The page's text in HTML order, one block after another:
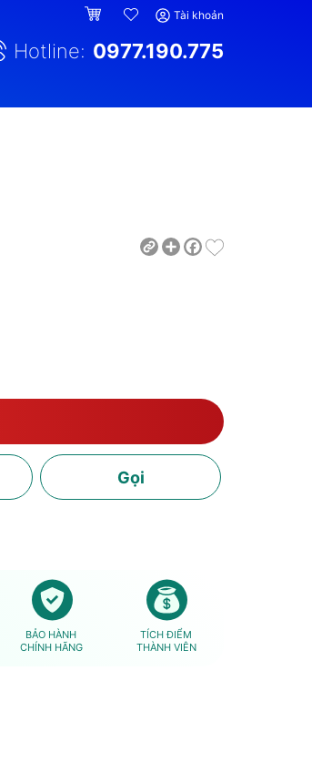
Tài khoản
Hotline: 0977.190.775
ShareFacebook
Gọi
BẢO HÀNH
CHÍNH HÃNG
TÍCH ĐIỂM
THÀNH VIÊN